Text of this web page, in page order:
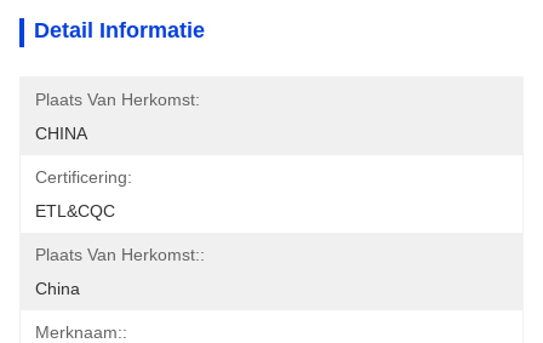
Detail Informatie
Plaats Van Herkomst:
CHINA
Certificering:
ETL&CQC
Plaats Van Herkomst::
China
Merknaam::